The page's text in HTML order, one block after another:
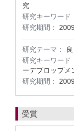
究
研究キーワード
研究期間：
研究テーマ：
研究キーワード
ーデブロップメ
研究期間：
受賞